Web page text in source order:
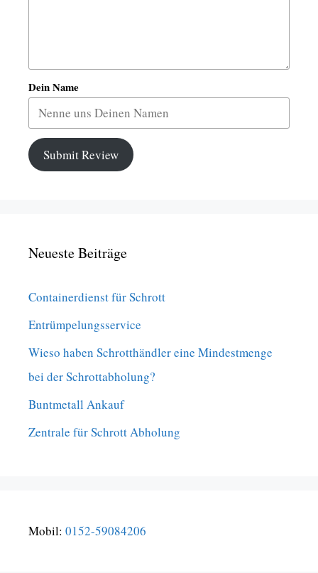
Dein Name
Submit Review
Neueste Beiträge
Containerdienst für Schrott
Entrümpelungsservice
Wieso haben Schrotthändler eine Mindestmenge
bei der Schrottabholung?
Buntmetall Ankauf
Zentrale für Schrott Abholung
Mobil: 0152-59084206